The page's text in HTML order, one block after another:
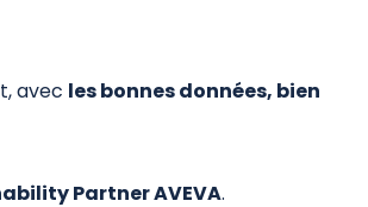
avec les bonnes données, bien
Partner AVEVA.